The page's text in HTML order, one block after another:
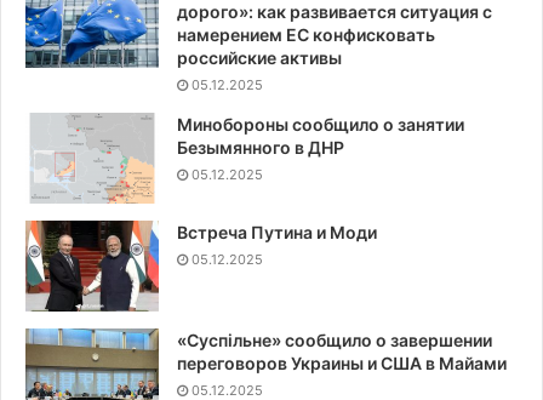
дорого»: как развивается ситуация с
намерением ЕС конфисковать
российские активы
05.12.2025
Минобороны сообщило о занятии
Безымянного в ДНР
05.12.2025
Встреча Путина и Моди
05.12.2025
«Суспiльне» сообщило о завершении
переговоров Украины и США в Майами
05.12.2025